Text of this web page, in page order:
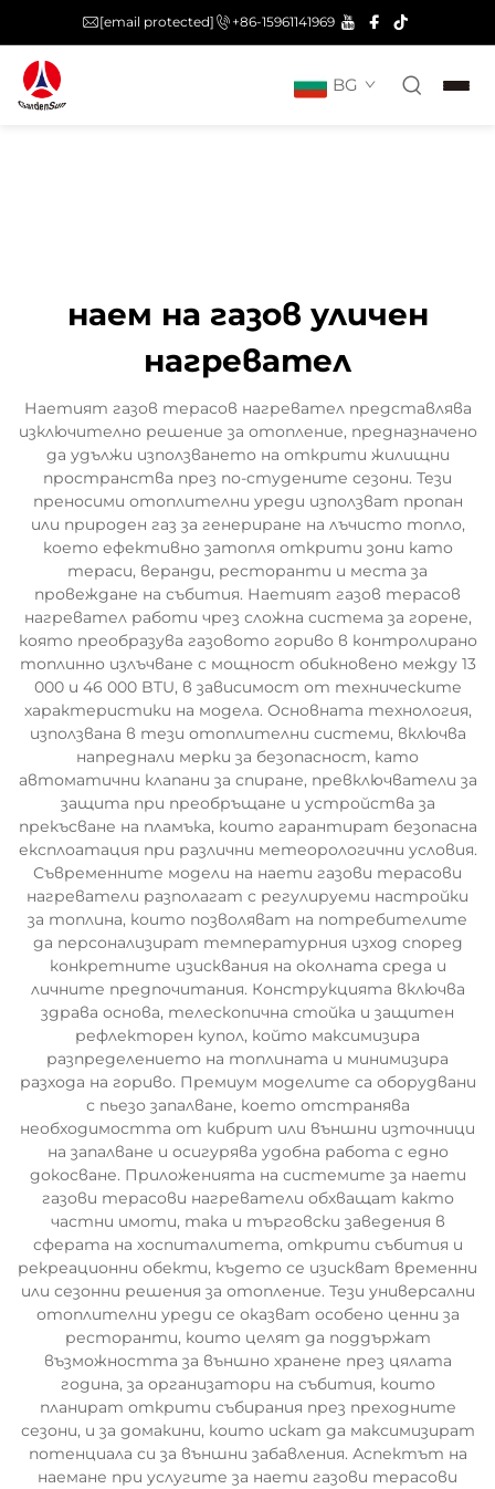
[email protected] +86-15961141969
BG
наем на газов уличен
нагревател
Наетият газов терасов нагревател представлява
изключително решение за отопление, предназначено
да удължи използването на открити жилищни
пространства през по-студените сезони. Тези
преносими отоплителни уреди използват пропан
или природен газ за генериране на лъчисто топло,
което ефективно затопля открити зони като
тераси, веранди, ресторанти и места за
провеждане на събития. Наетият газов терасов
нагревател работи чрез сложна система за горене,
която преобразува газовото гориво в контролирано
топлинно излъчване с мощност обикновено между 13
000 и 46 000 BTU, в зависимост от техническите
характеристики на модела. Основната технология,
използвана в тези отоплителни системи, включва
напреднали мерки за безопасност, като
автоматични клапани за спиране, превключватели за
защита при преобръщане и устройства за
прекъсване на пламъка, които гарантират безопасна
експлоатация при различни метеорологични условия.
Съвременните модели на наети газови терасови
нагреватели разполагат с регулируеми настройки
за топлина, които позволяват на потребителите
да персонализират температурния изход според
конкретните изисквания на околната среда и
личните предпочитания. Конструкцията включва
здрава основа, телескопична стойка и защитен
рефлекторен купол, който максимизира
разпределението на топлината и минимизира
разхода на гориво. Премиум моделите са оборудвани
с пьезо запалване, което отстранява
необходимостта от кибрит или външни източници
на запалване и осигурява удобна работа с едно
докосване. Приложенията на системите за наети
газови терасови нагреватели обхващат както
частни имоти, така и търговски заведения в
сферата на хоспиталитета, открити събития и
рекреационни обекти, където се изискват временни
или сезонни решения за отопление. Тези универсални
отоплителни уреди се оказват особено ценни за
ресторанти, които целят да поддържат
възможността за външно хранене през цялата
година, за организатори на събития, които
планират открити събирания през преходните
сезони, и за домакини, които искат да максимизират
потенциала си за външни забавления. Аспектът на
наемане при услугите за наети газови терасови